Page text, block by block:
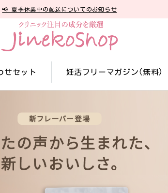
📢 夏季休業中の配送についてのお知らせ
せセット 妊活フリーマガジン(無料)